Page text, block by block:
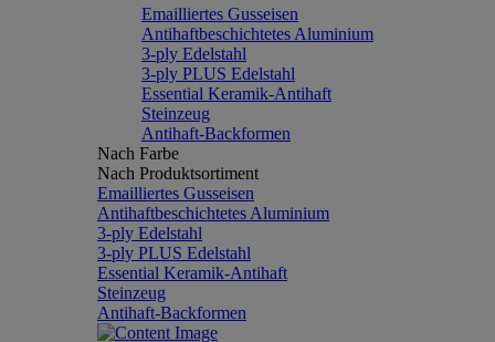
Emailliertes Gusseisen
Antihaftbeschichtetes Aluminium
3-ply Edelstahl
3-ply PLUS Edelstahl
Essential Keramik-Antihaft
Steinzeug
Antihaft-Backformen
Nach Farbe
Nach Produktsortiment
Emailliertes Gusseisen
Antihaftbeschichtetes Aluminium
3-ply Edelstahl
3-ply PLUS Edelstahl
Essential Keramik-Antihaft
Steinzeug
Antihaft-Backformen